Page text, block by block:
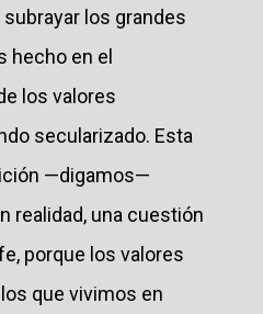
los grandes
hecho en el
los valores
secularizado. Esta
—digamos—
realidad, una cuestión
porque los valores
que vivimos en